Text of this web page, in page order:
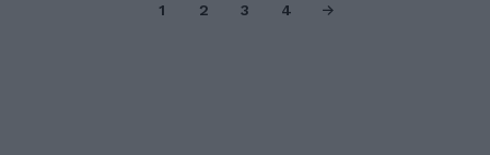
1 2 3 4